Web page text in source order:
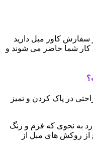
سفارش کاور مبل دارید
کار شما حاضر می شوند و
2-سهولت و راحتی در پاک کردن و تمیز
به نحوی که فرم و رنگ
از روکش های مبل از